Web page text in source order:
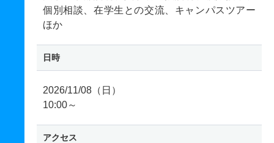
個別相談、在学生との交流、キャンパスツアー
ほか
日時
2026/11/08（日）
10:00～
アクセス